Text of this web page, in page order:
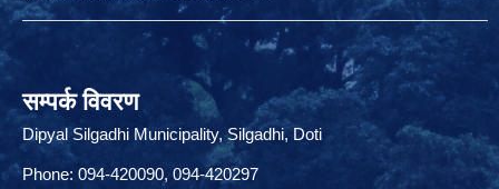
सम्पर्क विवरण
Dipyal Silgadhi Municipality, Silgadhi, Doti
Phone: 094-420090, 094-420297